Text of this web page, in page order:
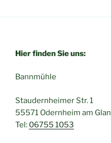
Hier finden Sie uns:
Bannmühle
Staudernheimer Str. 1
55571 Odernheim am Glan
Tel: 06755 1053